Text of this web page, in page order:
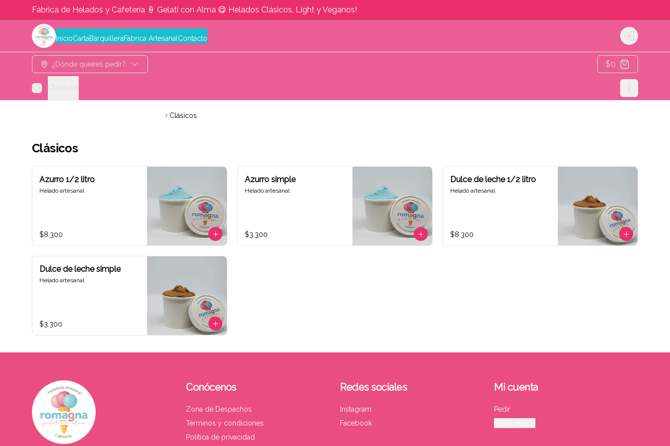
Fábrica de Helados y Cafetería 🍦 Gelati con Alma 😋 Helados Clásicos, Light y Veganos!
InicioCartaBarquilleraFábrica Artesanal Contacto Login
¿Dónde quieres pedir? $0
Clásicos
Clásicos
Clásicos
Azurro 1/2 litro
Helado artesanal
$8.300
Azurro simple
Helado artesanal
$3.300
Dulce de leche 1/2 litro
Helado artesanal
$8.300
Dulce de leche simple
Helado artesanal
$3.300
Conócenos
Zona de Despachos
Términos y condiciones
Política de privacidad
Redes sociales
Instagram
Facebook
Mi cuenta
Pedir